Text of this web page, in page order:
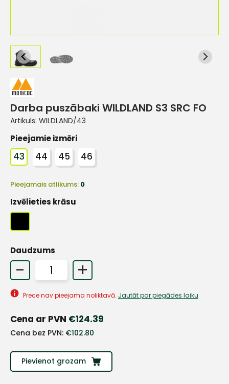
Darba puszābaki WILDLAND S3 SRC FO
Artikuls: WILDLAND/43
Pieejamie izmēri
43 44 45 46
Pieejamais atlikums: 0
Izvēlieties krāsu
Daudzums
- +
Prece nav pieejama noliktavā. Jautāt par piegādes laiku
Cena ar PVN €124.39
Cena bez PVN: €102.80
Pievienot grozam
+